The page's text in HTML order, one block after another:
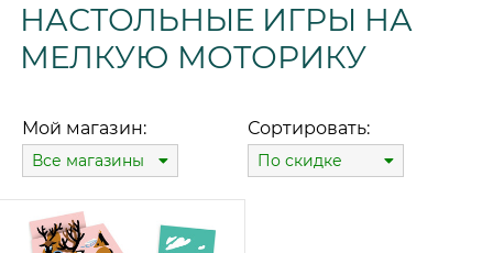
НАСТОЛЬНЫЕ ИГРЫ НА
МЕЛКУЮ МОТОРИКУ
Мой магазин:
Все магазины
Сортировать:
По скидке